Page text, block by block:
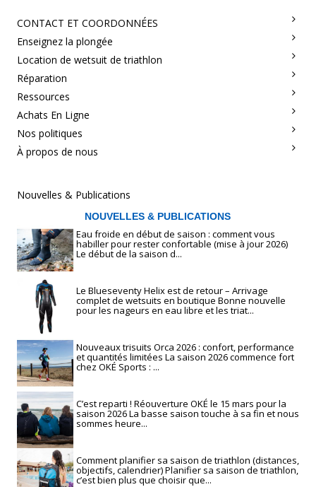
CONTACT ET COORDONNÉES
Enseignez la plongée
Location de wetsuit de triathlon
Réparation
Ressources
Achats En Ligne
Nos politiques
À propos de nous
Nouvelles & Publications
NOUVELLES & PUBLICATIONS
Eau froide en début de saison : comment vous
habiller pour rester confortable (mise à jour 2026)
Le début de la saison d...
Le Blueseventy Helix est de retour – Arrivage
complet de wetsuits en boutique Bonne nouvelle
pour les nageurs en eau libre et les triat...
Nouveaux trisuits Orca 2026 : confort, performance
et quantités limitées La saison 2026 commence fort
chez OKÉ Sports : ...
C’est reparti ! Réouverture OKÉ le 15 mars pour la
saison 2026 La basse saison touche à sa fin et nous
sommes heure...
Comment planifier sa saison de triathlon (distances,
objectifs, calendrier) Planifier sa saison de triathlon,
c’est bien plus que choisir que...